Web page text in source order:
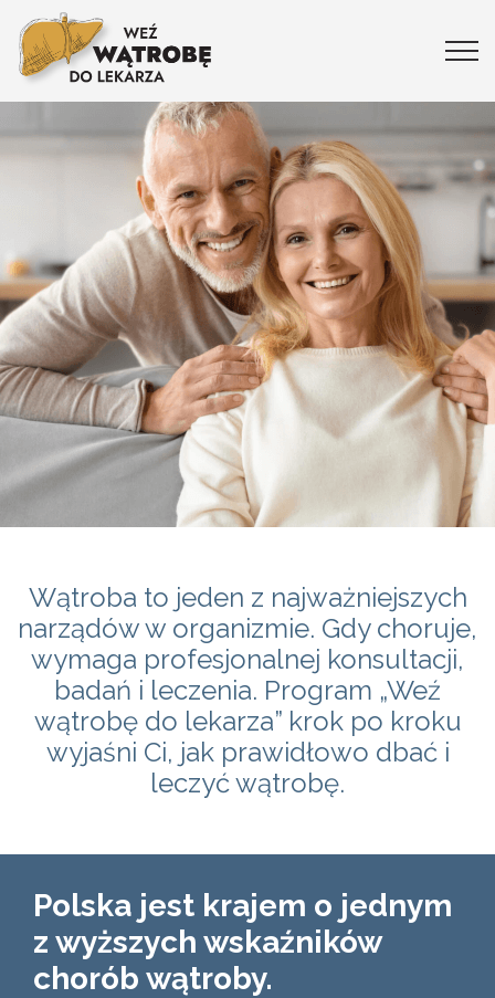
Wątroba to jeden z najważniejszych
narządów w organizmie. Gdy choruje,
wymaga profesjonalnej konsultacji,
badań i leczenia. Program „Weź
wątrobę do lekarza” krok po kroku
wyjaśni Ci, jak prawidłowo dbać i
leczyć wątrobę.
Polska jest krajem o jednym
z wyższych wskaźników
chorób wątroby.